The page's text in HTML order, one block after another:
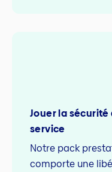
Jouer la
service
Notre pack
comporte une